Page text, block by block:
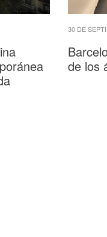
30 DE
de los